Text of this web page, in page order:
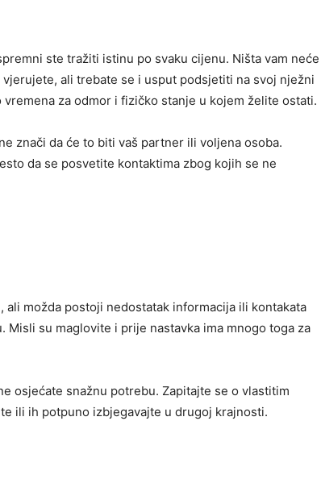
ste tražiti istinu po svaku cijenu. Ništa vam neće
ali trebate se i usput podsjetiti na svoj nježni
za odmor i fizičko stanje u kojem želite ostati.
znači da će to biti vaš partner ili voljena osoba.
da se posvetite kontaktima zbog kojih se ne
možda postoji nedostatak informacija ili kontakata
su maglovite i prije nastavka ima mnogo toga za
osjećate snažnu potrebu. Zapitajte se o vlastitim
ili ih potpuno izbjegavajte u drugoj krajnosti.